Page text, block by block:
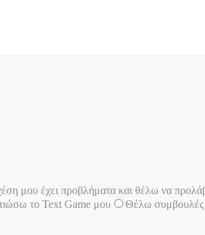
μου έχει προβλήματα και θέλω να
το Text Game μου Θέλω συμβουλές